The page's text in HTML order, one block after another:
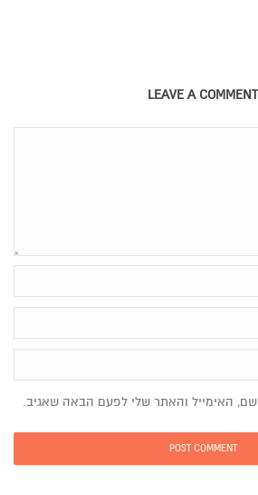
LEAVE A COMMENT
האימייל והאתר שלי לפעם הבאה שאגיב.